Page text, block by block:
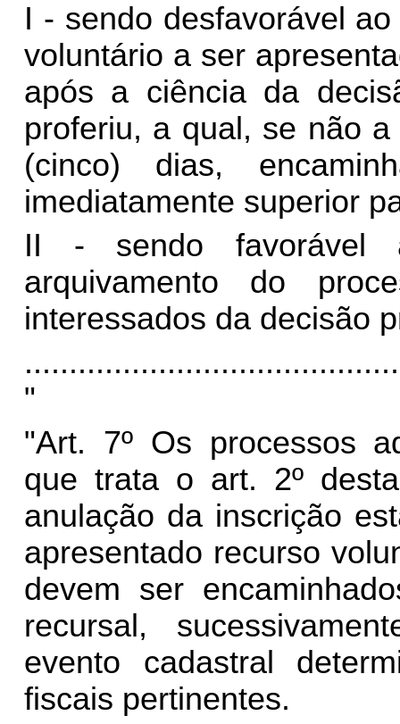
I - sendo desfavorável
voluntário a ser
após a ciência da
proferiu, a qual, se não
(cinco) dias,
imediatamente superior
II - sendo favorável
arquivamento do
interessados da decisão
"
"Art. 7º Os processos
que trata o art. 2º
anulação da inscrição
apresentado recurso
devem ser
recursal,
evento cadastral
fiscais pertinentes.